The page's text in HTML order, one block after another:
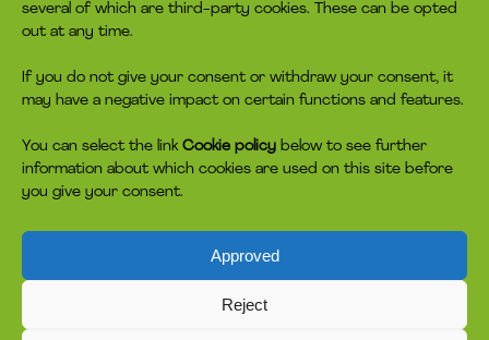
several of which are third-party cookies. These can be opted
out at any time.
If you do not give your consent or withdraw your consent, it
may have a negative impact on certain functions and features.
You can select the link Cookie policy below to see further
information about which cookies are used on this site before
you give your consent.
Approved
Reject
headspace socials
headspace is in no way affiliated, sponsored or otherwise connected
to the owner of the meditation and mindfulness app Headspace Inc.
basic idea of headspace is that the help should be on the young